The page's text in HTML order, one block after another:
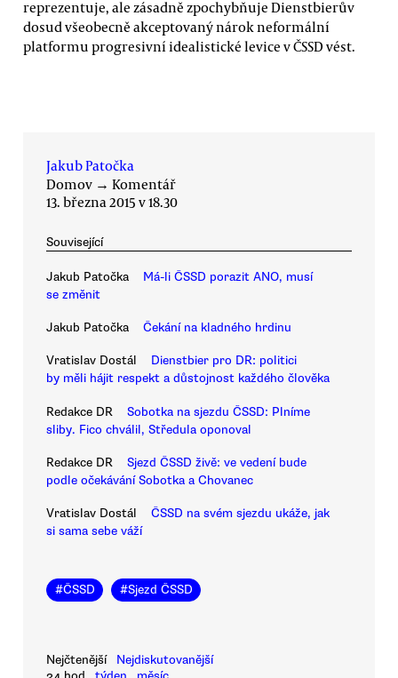
reprezentuje, ale zásadně zpochybňuje Dienstbierův
dosud všeobecně akceptovaný nárok neformální
platformu progresivní idealistické levice v ČSSD vést.
Jakub Patočka
Domov → Komentář
13. března 2015 v 18.30
Související
Jakub Patočka
Má-li ČSSD porazit ANO, musí
se změnit
Jakub Patočka Čekání na kladného hrdinu
Vratislav Dostál
Dienstbier pro DR: politici
by měli hájit respekt a důstojnost každého člověka
Redakce DR
Sobotka na sjezdu ČSSD: Plníme
sliby. Fico chválil, Středula oponoval
Redakce DR
Sjezd ČSSD živě: ve vedení bude
podle očekávání Sobotka a Chovanec
Vratislav Dostál
ČSSD na svém sjezdu ukáže, jak
si sama sebe váží
#ČSSD #Sjezd ČSSD
Nejčtenější
Nejdiskutovanější